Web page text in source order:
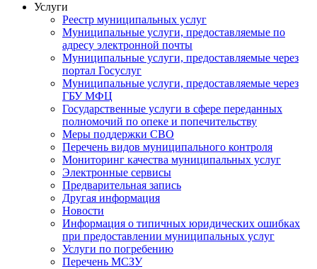
Услуги
Реестр муниципальных услуг
Муниципальные услуги, предоставляемые по
адресу электронной почты
Муниципальные услуги, предоставляемые через
портал Госуслуг
Муниципальные услуги, предоставляемые через
ГБУ МФЦ
Государственные услуги в сфере переданных
полномочий по опеке и попечительству
Меры поддержки СВО
Перечень видов муниципального контроля
Мониторинг качества муниципальных услуг
Электронные сервисы
Предварительная запись
Другая информация
Новости
Информация о типичных юридических ошибках
при предоставлении муниципальных услуг
Услуги по погребению
Перечень МСЗУ